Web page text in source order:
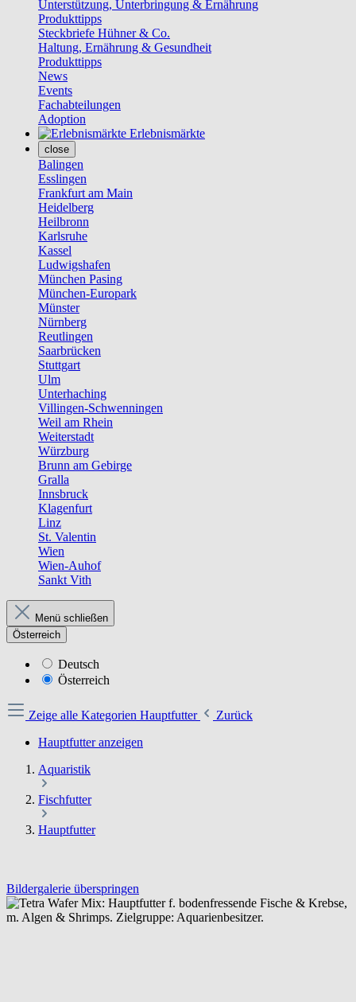
Unterstützung, Unterbringung & Ernährung
Produkttipps
Steckbriefe Hühner & Co.
Haltung, Ernährung & Gesundheit
Produkttipps
News
Events
Fachabteilungen
Adoption
Erlebnismärkte
close
Balingen
Esslingen
Frankfurt am Main
Heidelberg
Heilbronn
Karlsruhe
Kassel
Ludwigshafen
München Pasing
München-Europark
Münster
Nürnberg
Reutlingen
Saarbrücken
Stuttgart
Ulm
Unterhaching
Villingen-Schwenningen
Weil am Rhein
Weiterstadt
Würzburg
Brunn am Gebirge
Gralla
Innsbruck
Klagenfurt
Linz
St. Valentin
Wien
Wien-Auhof
Sankt Vith
Menü schließen
Österreich
Deutsch
Österreich
Zeige alle Kategorien Hauptfutter
Zurück
Hauptfutter anzeigen
Aquaristik
Fischfutter
Hauptfutter
Bildergalerie überspringen